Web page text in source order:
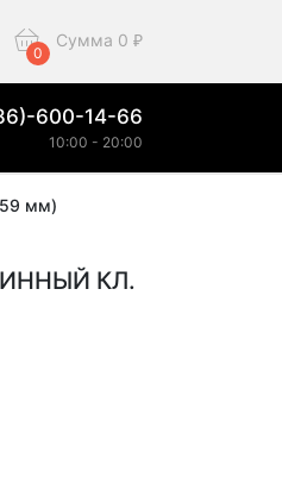
0
Сумма 0 ₽
600-14-66
10:00 - 20:00
59 мм)
КЛ.